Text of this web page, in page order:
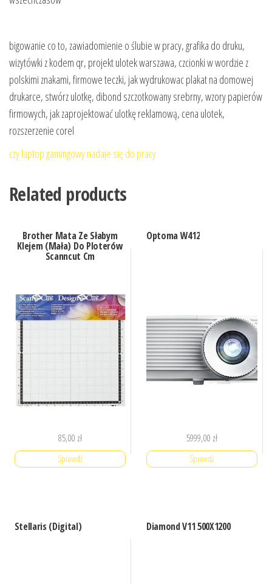
bigowanie co to, zawiadomienie o ślubie w pracy, grafika do druku,
wizytówki z kodem qr, projekt ulotek warszawa, czcionki w wordzie z
polskimi znakami, firmowe teczki, jak wydrukowac plakat na domowej
drukarce, stwórz ulotkę, dibond szczotkowany srebrny, wzory papierów
firmowych, jak zaprojektować ulotkę reklamową, cena ulotek,
rozszerzenie corel
czy laptop gamingowy nadaje się do pracy
Related products
Brother Mata Ze Słabym
Klejem (Mała) Do Ploterów
Scanncut Cm
85,00 zł
Sprawdź
Optoma W412
5999,00 zł
Sprawdź
Stellaris (Digital) Diamond V11 500X1200